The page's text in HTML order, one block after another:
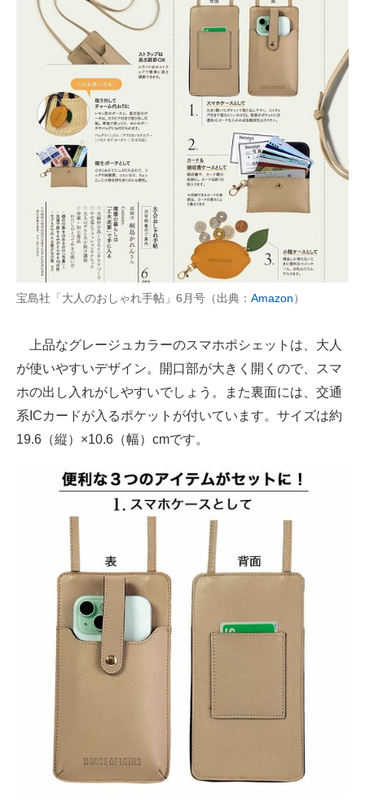
宝島社「大人のおしゃれ手帖」6月号（出典： Amazon）
上品なグレージュカラーのスマホポシェットは、大人
が使いやすいデザイン。開口部が大きく開くので、スマ
ホの出し入れがしやすいでしょう。また裏面には、交通
系ICカードが入るポケットが付いています。サイズは約
19.6（縦）×10.6（幅）cmです。